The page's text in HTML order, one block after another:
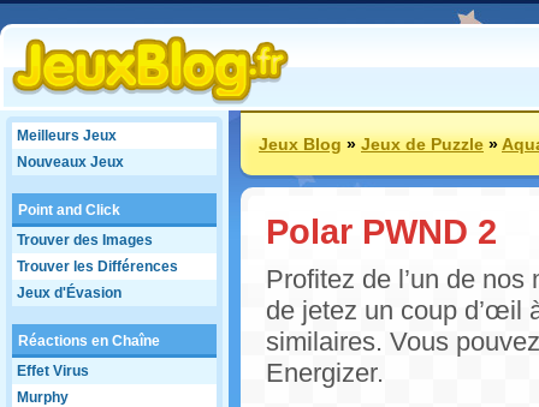
Meilleurs Jeux
Nouveaux Jeux
Point and Click
Trouver des Images
Trouver les Différences
Jeux d'Évasion
Réactions en Chaîne
Effet Virus
Murphy
Jeux Blog»Jeux de Puzzle»
Polar PWND 2
Profitez de l’un de
de jetez un coup d’œil
similaires. Vous
Energizer.